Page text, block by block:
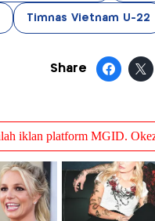
Timnas Vietnam U-22
Share